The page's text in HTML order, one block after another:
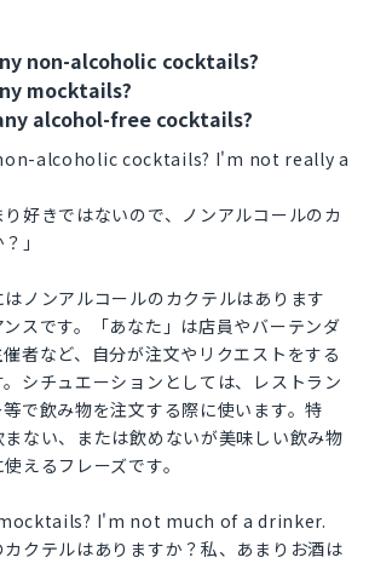
non-alcoholic cocktails?
mocktails?
alcohol-free cocktails?
alcoholic cocktails? I'm not really a
り好きではないので、ノンアルコールのカ
」
はノンアルコールのカクテルはあります
スです。「あなた」は店員やバーテンダ
者など、自分が注文やリクエストをする
シチュエーションとしては、レストラン
で飲み物を注文する際に使います。特
ない、または飲めないが美味しい飲み物
えるフレーズです。
I'm not much of a drinker.
カクテルはありますか？私、あまりお酒は